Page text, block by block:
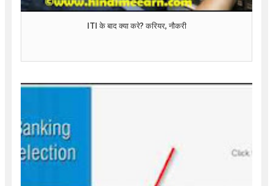
ITI के बाद क्या करे? करियर, नौकरी